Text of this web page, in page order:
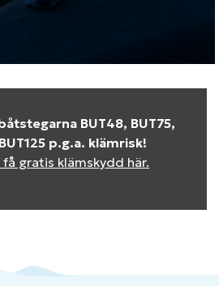
BUT48, BUT75,
p.g.a. klämrisk!
få gratis klämskydd här.